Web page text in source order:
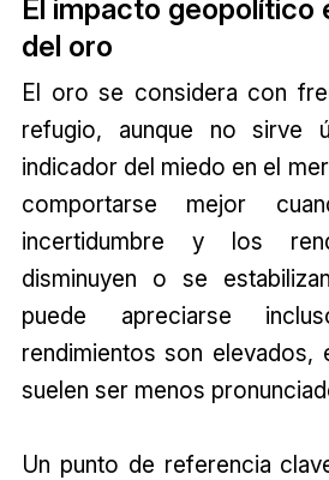
El impacto geopolítico
del oro
El oro se considera con
refugio, aunque no sirve
indicador del miedo en el
comportarse mejor
incertidumbre y los
disminuyen o se
puede apreciarse
rendimientos son elevados,
suelen ser menos
Un punto de referencia